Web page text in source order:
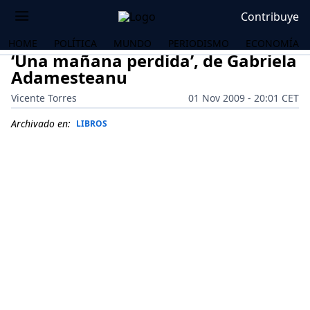
Contribuye
HOME POLÍTICA MUNDO PERIODISMO ECONOMÍA
‘Una mañana perdida’, de Gabriela
Adamesteanu
Vicente Torres
01 Nov 2009 - 20:01 CET
Archivado en: LIBROS